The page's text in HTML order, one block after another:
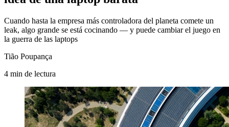
Cuando hasta la empresa más controladora del planeta comete un
leak, algo grande se está cocinando — y puede cambiar el juego en
la guerra de las laptops
Tião Poupança
4 min de lectura